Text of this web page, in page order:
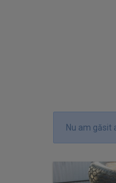
Nu am găsit